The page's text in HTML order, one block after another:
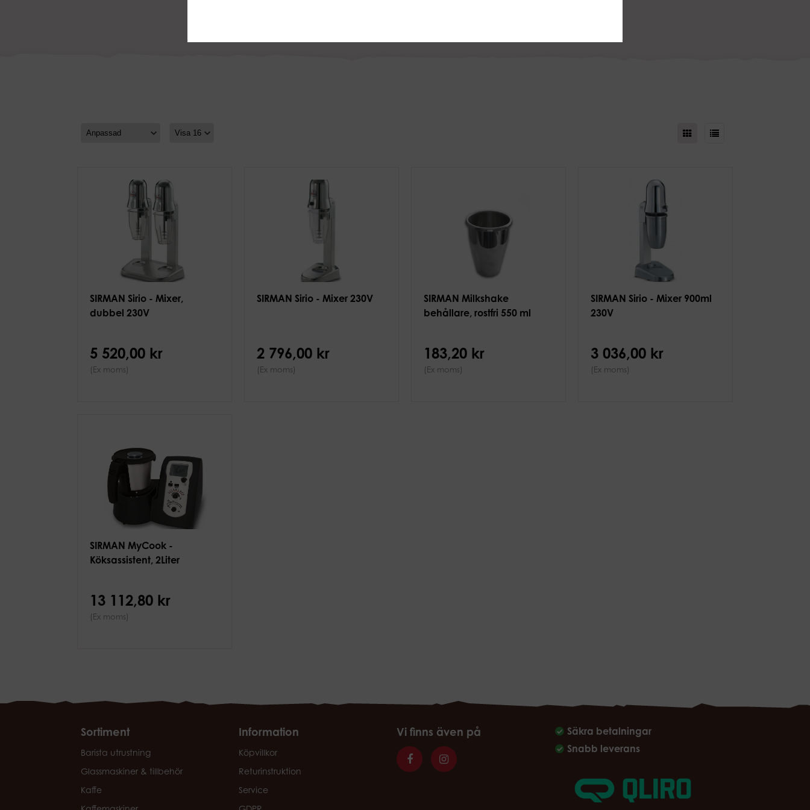
SIRMAN Sirio - Mixer,
dubbel 230V
5 520,00 kr
(Ex moms)
SIRMAN Sirio - Mixer 230V
2 796,00 kr
(Ex moms)
SIRMAN Milkshake
behållare, rostfri 550 ml
183,20 kr
(Ex moms)
SIRMAN Sirio - Mixer 900ml
230V
3 036,00 kr
(Ex moms)
SIRMAN MyCook -
Köksassistent, 2Liter
13 112,80 kr
(Ex moms)
Sortiment
Barista utrustning
Glassmaskiner & tillbehör
Kaffe
Information
Köpvillkor
Returinstruktion
Service
Vi finns även på
Säkra betalningar
Snabb leverans